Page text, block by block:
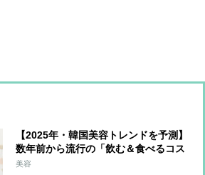
【2025年・韓国美容トレンドを予測】
数年前から流行の「飲む＆食べるコス
メ」が日本上陸か 最注目は上あごに
美容